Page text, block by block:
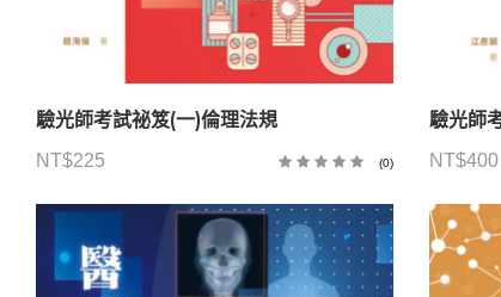
驗光師考試祕笈(一)倫理法規
NT$225 (0)
驗光師
NT$400